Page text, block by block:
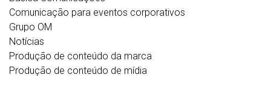
Comunicação para eventos corporativos
Grupo OM
Notícias
Produção de conteúdo da marca
Produção de conteúdo de mídia